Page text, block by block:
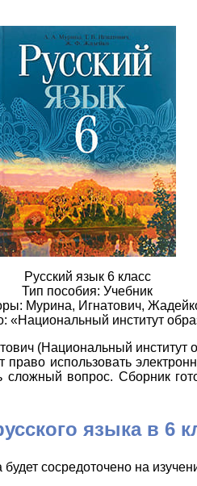
Русский язык 6 класс
Тип пособия: Учебник
Мурина, Игнатович,
«Национальный институт
(Национальный институт
использовать
сложный вопрос. Сборник
языка в 6
сосредоточено на